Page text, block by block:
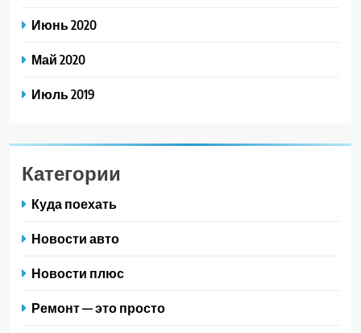
Июнь 2020
Май 2020
Июль 2019
Категории
Куда поехать
Новости авто
Новости плюс
Ремонт — это просто